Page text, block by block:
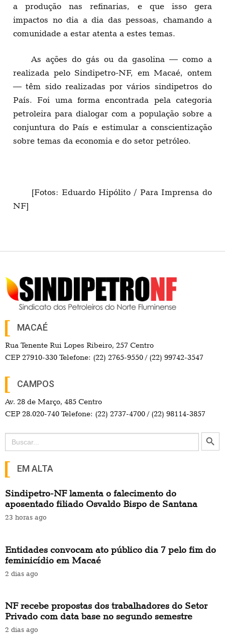
realizada pelo Sindipetro-NF, em Macaé, ontem
— têm sido realizadas por vários sindipetros do
País. Foi uma forma encontrada pela categoria
conjuntura do País e estimular a conscientização
sobre temas da economia e do setor petróleo.
[Fotos: Eduardo Hipólito / Para Imprensa do
NF]
Rua Tenente Rui Lopes Ribeiro, 257 Centro
CEP 27910-330 Telefone: (22) 2765-9550 / (22) 99742-3547
Av. 28 de Março, 485 Centro
CEP 28.020-740 Telefone: (22) 2737-4700 / (22) 98114-3857
for:
EM ALTA
aposentado filiado Osvaldo Bispo de Santana
23 horas ago
feminicídio em Macaé
2 dias ago
Privado com data base no segundo semestre
2 dias ago
EDITORIAS